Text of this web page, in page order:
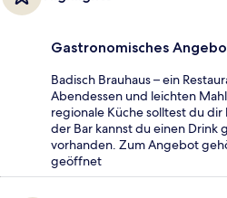
Gastronomisches
Badisch Brauhaus – ein
Abendessen und leichten
regionale Küche solltest du
der Bar kannst du einen Drink
vorhanden. Zum Angebot
geöffnet